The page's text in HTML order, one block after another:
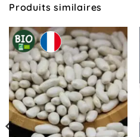
Produits similaires